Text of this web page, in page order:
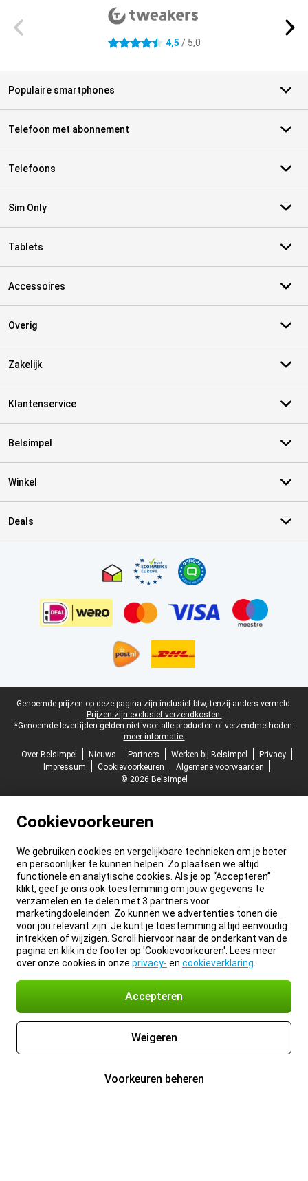
4.5 sterren 4,5 / 5,0
Populaire smartphones
Telefoon met abonnement
Telefoons
Sim Only
Tablets
Accessoires
Overig
Zakelijk
Klantenservice
Belsimpel
Winkel
Deals
Juridische voettekst
Genoemde prijzen op deze pagina zijn inclusief btw, tenzij anders vermeld.
Prijzen zijn exclusief verzendkosten.
*Genoemde levertijden gelden niet voor alle producten of verzendmethoden:
meer informatie.
Over Belsimpel
Nieuws Partners Werken bij Belsimpel
Privacy
Impressum
Cookievoorkeuren
Algemene voorwaarden
© 2026 Belsimpel
Cookievoorkeuren
We gebruiken cookies en vergelijkbare technieken om je beter
en persoonlijker te kunnen helpen. Zo plaatsen we altijd
functionele en analytische cookies. Als je op “Accepteren”
klikt, geef je ons ook toestemming om jouw gegevens te
verzamelen en te delen met 3 partners voor
marketingdoeleinden. Zo kunnen we advertenties tonen die
voor jou relevant zijn. Je kunt je toestemming altijd eenvoudig
intrekken of wijzigen. Scroll hiervoor naar de onderkant van de
pagina en klik in de footer op 'Cookievoorkeuren'. Lees meer
over onze cookies in onze privacy- en cookieverklaring
Accepteren
Weigeren
Voorkeuren beheren